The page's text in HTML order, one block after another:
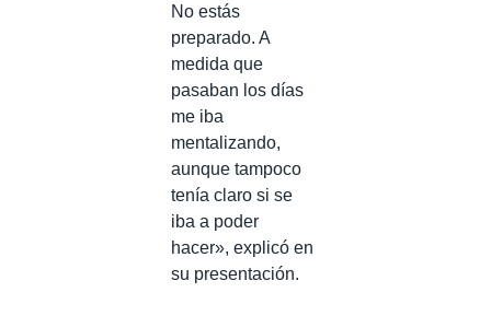
No estás
preparado. A
medida que
pasaban los días
me iba
mentalizando,
aunque tampoco
tenía claro si se
iba a poder
hacer», explicó en
su presentación.